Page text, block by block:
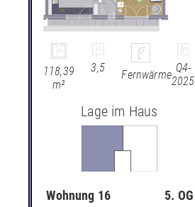
118,39
m²
3,5
Fernwärme
Q4-
2025
Lage im Haus
Wohnung 16 5. OG